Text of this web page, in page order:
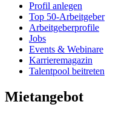
Profil anlegen
Top 50-Arbeitgeber
Arbeitgeberprofile
Jobs
Events & Webinare
Karrieremagazin
Talentpool beitreten
Mietangebot